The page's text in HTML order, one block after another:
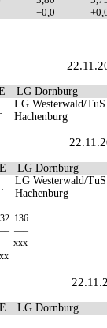
+0,0
LG Dornburg
LG Westerwald/TuS
Hachenburg
LG Dornburg
LG Westerwald/TuS
Hachenburg
136
—–
xxx
LG Dornburg